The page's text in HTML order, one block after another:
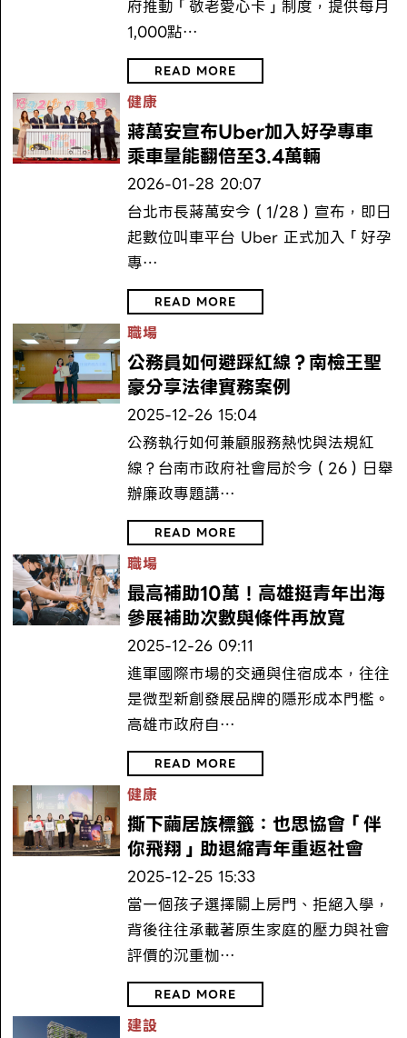
府推動「敬老愛心卡」制度，提供每月
1,000點…
READ MORE
健康
蔣萬安宣布Uber加入好孕專車
乘車量能翻倍至3.4萬輛
2026-01-28 20:07
台北市長蔣萬安今（1/28）宣布，即日
起數位叫車平台 Uber 正式加入「好孕
專…
READ MORE
職場
公務員如何避踩紅線？南檢王聖
豪分享法律實務案例
2025-12-26 15:04
公務執行如何兼顧服務熱忱與法規紅
線？台南市政府社會局於今（26）日舉
辦廉政專題講…
READ MORE
職場
最高補助10萬！高雄挺青年出海
參展補助次數與條件再放寬
2025-12-26 09:11
進軍國際市場的交通與住宿成本，往往
是微型新創發展品牌的隱形成本門檻。
高雄市政府自…
READ MORE
健康
撕下繭居族標籤：也思協會「伴
你飛翔」助退縮青年重返社會
2025-12-25 15:33
當一個孩子選擇關上房門、拒絕入學，
背後往往承載著原生家庭的壓力與社會
評價的沉重枷…
READ MORE
建設